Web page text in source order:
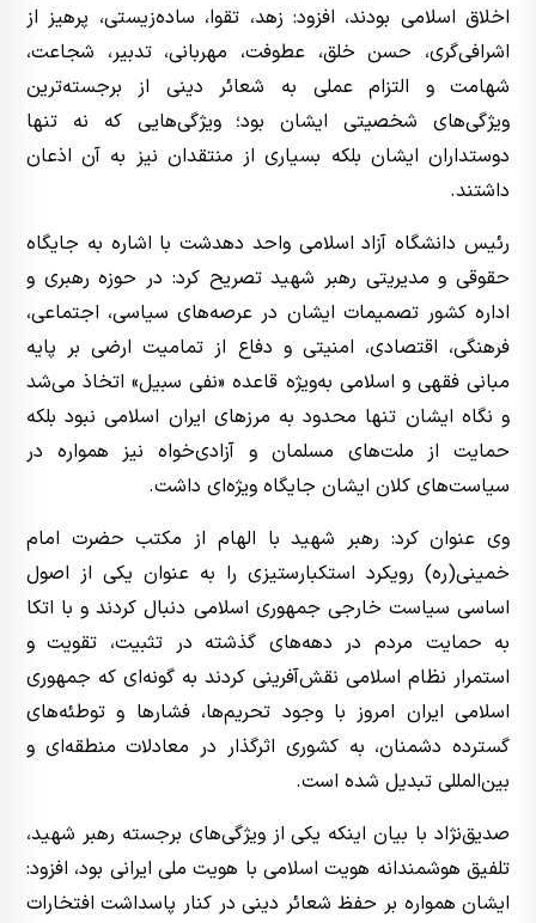
اخلاق اسلامی بودند، افزود: زهد، تقوا، ساده‌زیستی، پرهیز از
اشرافی‌گری، حسن خلق، عطوفت، مهربانی، تدبیر، شجاعت،
شهامت و التزام عملی به شعائر دینی از برجسته‌ترین
ویژگی‌های شخصیتی ایشان بود؛ ویژگی‌هایی که نه تنها
دوستداران ایشان بلکه بسیاری از منتقدان نیز به آن اذعان
داشتند.
رئیس دانشگاه آزاد اسلامی واحد دهدشت با اشاره به جایگاه
حقوقی و مدیریتی رهبر شهید تصریح کرد: در حوزه رهبری و
اداره کشور تصمیمات ایشان در عرصه‌های سیاسی، اجتماعی،
فرهنگی، اقتصادی، امنیتی و دفاع از تمامیت ارضی بر پایه
مبانی فقهی و اسلامی به‌ویژه قاعده «نفی سبیل» اتخاذ می‌شد
و نگاه ایشان تنها محدود به مرزهای ایران اسلامی نبود بلکه
حمایت از ملت‌های مسلمان و آزادی‌خواه نیز همواره در
سیاست‌های کلان ایشان جایگاه ویژه‌ای داشت.
وی عنوان کرد: رهبر شهید با الهام از مکتب حضرت امام
خمینی(ره) رویکرد استکبارستیزی را به عنوان یکی از اصول
اساسی سیاست خارجی جمهوری اسلامی دنبال کردند و با اتکا
به حمایت مردم در دهه‌های گذشته در تثبیت، تقویت و
استمرار نظام اسلامی نقش‌آفرینی کردند به گونه‌ای که جمهوری
اسلامی ایران امروز با وجود تحریم‌ها، فشارها و توطئه‌های
گسترده دشمنان، به کشوری اثرگذار در معادلات منطقه‌ای و
بین‌المللی تبدیل شده است.
صدیق‌نژاد با بیان اینکه یکی از ویژگی‌های برجسته رهبر شهید،
تلفیق هوشمندانه هویت اسلامی با هویت ملی ایرانی بود، افزود:
ایشان همواره بر حفظ شعائر دینی در کنار پاسداشت افتخارات